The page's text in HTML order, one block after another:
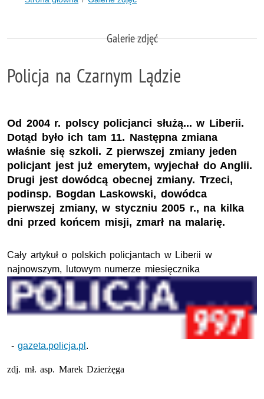
Galerie zdjęć
Policja na Czarnym Lądzie
Od 2004 r. polscy policjanci służą... w Liberii.
Dotąd było ich tam 11. Następna zmiana
właśnie się szkoli. Z pierwszej zmiany jeden
policjant jest już emerytem, wyjechał do Anglii.
Drugi jest dowódcą obecnej zmiany. Trzeci,
podinsp. Bogdan Laskowski, dowódca
pierwszej zmiany, w styczniu 2005 r., na kilka
dni przed końcem misji, zmarł na malarię.
Cały artykuł o polskich policjantach w Liberii w
najnowszym, lutowym numerze miesięcznika
-gazeta.policja.pl .
zdj. mł. asp. Marek Dzierżęga